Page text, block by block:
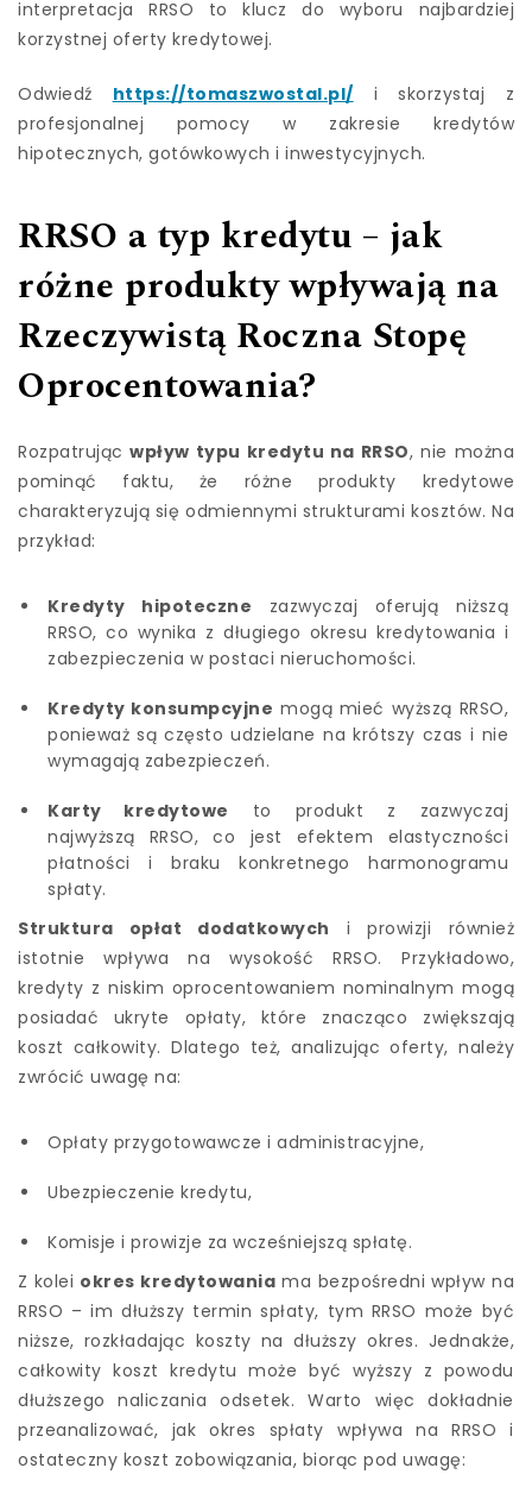
interpretacja RRSO to klucz do wyboru najbardziej
korzystnej oferty kredytowej.
Odwiedź https://tomaszwostal.pl/ i skorzystaj z
profesjonalnej pomocy w zakresie kredytów
hipotecznych, gotówkowych i inwestycyjnych.
RRSO a typ kredytu – jak
różne produkty wpływają na
Rzeczywistą Roczna Stopę
Oprocentowania?
Rozpatrującwpływ typu kredytu na RRSO, nie można
pominąć faktu, że różne produkty kredytowe
charakteryzują się odmiennymi strukturami kosztów. Na
przykład:
Kredyty hipoteczne zazwyczaj oferują niższą
RRSO, co wynika z długiego okresu kredytowania i
zabezpieczenia w postaci nieruchomości.
Kredyty konsumpcyjne mogą mieć wyższą RRSO,
ponieważ są często udzielane na krótszy czas i nie
wymagają zabezpieczeń.
Karty kredytowe to produkt z zazwyczaj
najwyższą RRSO, co jest efektem elastyczności
płatności i braku konkretnego harmonogramu
spłaty.
Struktura opłat dodatkowych i prowizji również
istotnie wpływa na wysokość RRSO. Przykładowo,
kredyty z niskim oprocentowaniem nominalnym mogą
posiadać ukryte opłaty, które znacząco zwiększają
koszt całkowity. Dlatego też, analizując oferty, należy
zwrócić uwagę na:
Opłaty przygotowawcze i administracyjne,
Ubezpieczenie kredytu,
Komisje i prowizje za wcześniejszą spłatę.
Z kolei okres kredytowania ma bezpośredni wpływ na
RRSO – im dłuższy termin spłaty, tym RRSO może być
niższe, rozkładając koszty na dłuższy okres. Jednakże,
całkowity koszt kredytu może być wyższy z powodu
dłuższego naliczania odsetek. Warto więc dokładnie
przeanalizować, jak okres spłaty wpływa na RRSO i
ostateczny koszt zobowiązania, biorąc pod uwagę: